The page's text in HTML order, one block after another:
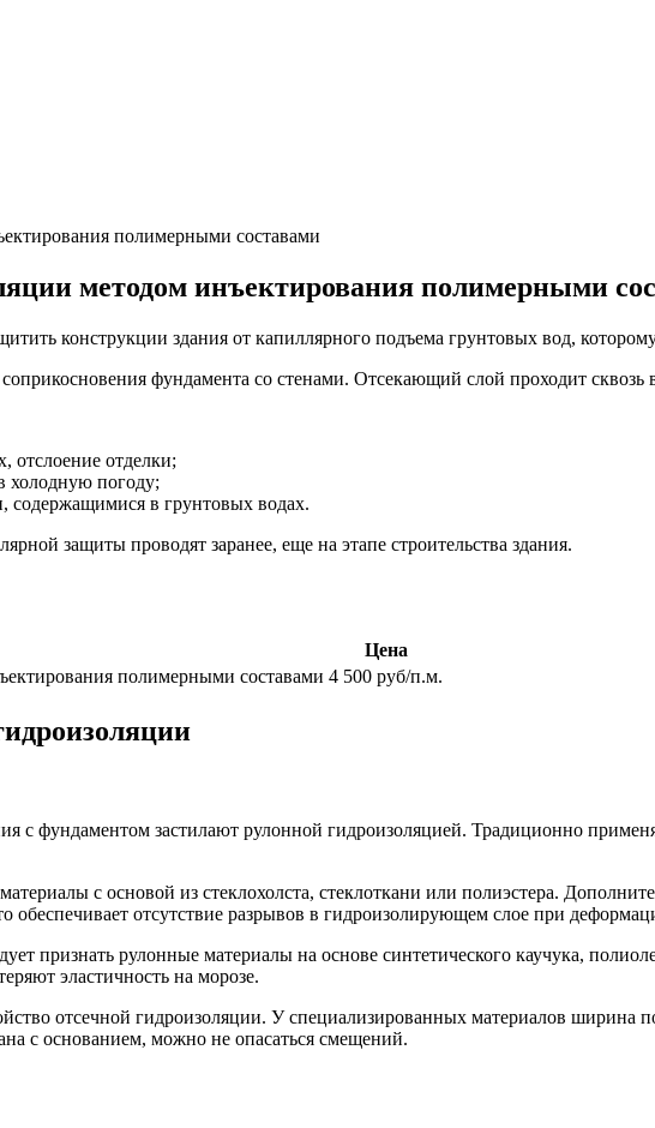
полимерными составами
методом инъектирования полимерными
конструкции здания от капиллярного подъема грунтовых вод,
фундамента со стенами. Отсекающий слой проходит
отслоение отделки;
холодную погоду;
содержащимися в грунтовых водах.
защиты проводят заранее, еще на этапе строительства здания.
Цена
полимерными составами 4 500 руб/п.м.
с фундаментом застилают рулонной гидроизоляцией. Традиционно
с основой из стеклохолста, стеклоткани или полиэстера.
обеспечивает отсутствие разрывов в гидроизолирующем слое при
признать рулонные материалы на основе синтетического каучука,
эластичность на морозе.
отсечной гидроизоляции. У специализированных материалов ширина
с основанием, можно не опасаться смещений.